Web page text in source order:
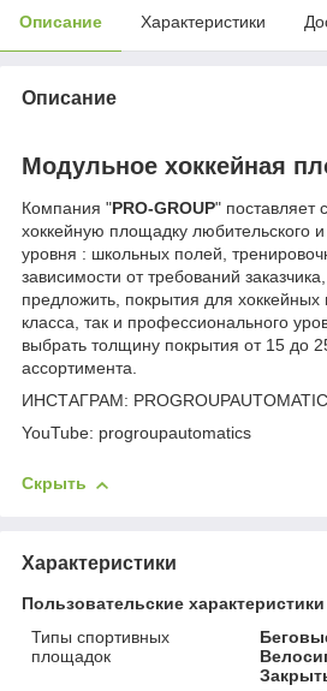
Описание Характеристики
Описание
Модульное хоккейная
Компания "PRO-GROUP" поставляет
хоккейную площадку любительского
уровня : школьных полей,
зависимости от требований
предложить, покрытия для
класса, так и профессионального
выбрать толщину покрытия от 15 до
ассортимента.
ИНСТАГРАМ:
YouTube: progroupautomatics
Скрыть
Характеристики
Пользовательские характеристики
Типы спортивных
площадок